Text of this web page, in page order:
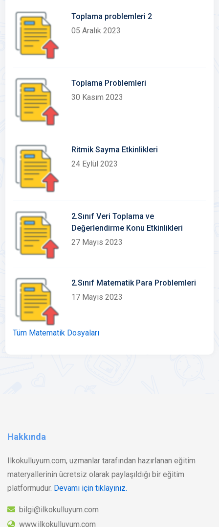
Toplama problemleri 2
05 Aralık 2023
Toplama Problemleri
30 Kasım 2023
Ritmik Sayma Etkinlikleri
24 Eylül 2023
2.Sınıf Veri Toplama ve
Değerlendirme Konu Etkinlikleri
27 Mayıs 2023
2.Sınıf Matematik Para Problemleri
17 Mayıs 2023
Tüm Matematik Dosyaları
Hakkında
Ilkokulluyum.com, uzmanlar tarafından hazırlanan eğitim
materyallerinin ücretsiz olarak paylaşıldığı bir eğitim
platformudur. Devamı için tıklayınız.
bilgi@ilkokulluyum.com
www.ilkokulluyum.com